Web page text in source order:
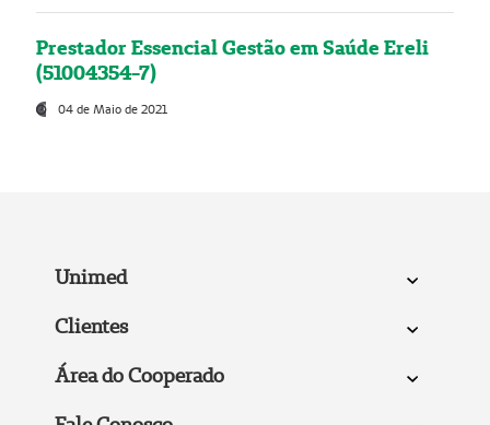
Prestador Essencial Gestão em Saúde Ereli
(51004354-7)
04 de Maio de 2021
Unimed
Clientes
Área do Cooperado